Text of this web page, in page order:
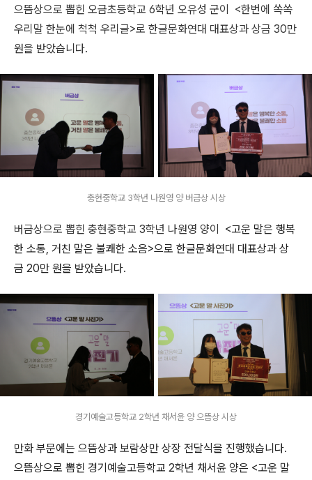
으뜸상으로 뽑힌 오금초등학교 6학년 오유성 군이 <한번에 쏙쏙
우리말 한눈에 척척 우리글>로 한글문화연대 대표상과 상금 30만
원을 받았습니다.
충현중학교 3학년 나원영 양 버금상 시상
버금상으로 뽑힌 충현중학교 3학년 나원영 양이
<고운 말은 행복
한 소통, 거친 말은 불쾌한 소음>으로 한글문화연대 대표상과 상
금 20만 원을 받았습니다.
경기예술고등학교 2학년 채서윤 양 으뜸상 시상
만화 부문에는 으뜸상과 보람상만 상장 전달식을 진행했습니다.
으뜸상으로 뽑힌 경기예술고등학교 2학년 채서윤 양은 <고운 말